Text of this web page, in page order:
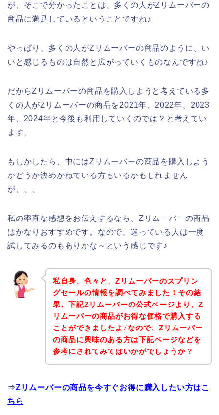
が、そこで分かったことは、多くの人がZリムーバーの
商品に満足しているということですね♪
やっぱり、多くの人がZリムーバーの商品のように、い
いと感じるものは自然と広がっていくものなんですね♪
だからZリムーバーの商品を購入しようと考えている多
くの人がZリムーバーの商品を2021年、2022年、2023
年、2024年と今後も利用していくのでは？と考えてい
ます。
もしかしたら、中にはZリムーバーの商品を購入しよう
かどうか決めかねている方もいるかもしれません
が、、、
私の率直な感想をお伝えするなら、Zリムーバーの商品
はかなりおすすめです。なので、迷っている人は一度
試してみるのもありかな～という感じです♪
私自身、色々と、Zリムーバーのスプリン
グセールの情報を調べてみました！その結
果、下記Zリムーバーの公式ページより、Z
リムーバーの商品がお得な価格で購入する
ことができましたよ♪なので、Zリムーバー
の商品に興味のある方は下記ページなどを
参考にされてみてはいかがでしょうか？
⇒Zリムーバーの商品を今すぐお得に購入したい方はこ
ちら